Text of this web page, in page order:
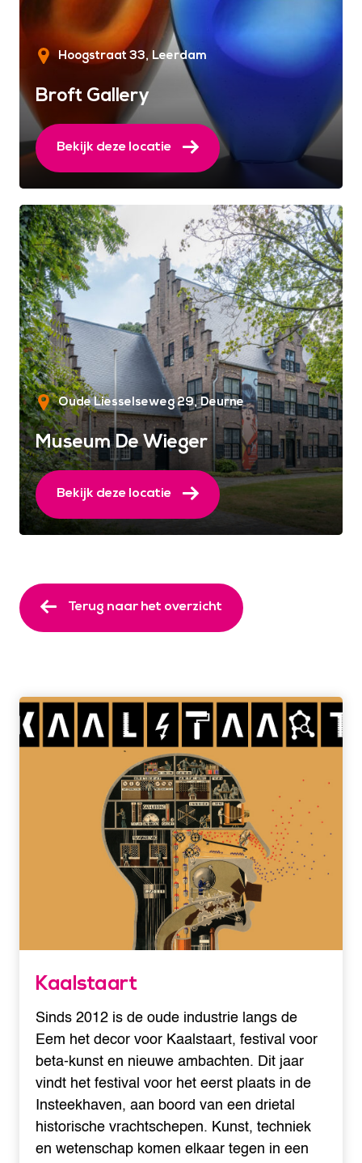
Hoogstraat 33 Leerdam
Broft Gallery
Bekijk deze locatie
Oude Liesselseweg 29 Deurne
Museum De Wieger
Bekijk deze locatie
Terug naar het overzicht
Kaalstaart
Sinds 2012 is de oude industrie langs de
Eem het decor voor Kaalstaart, festival voor
beta-kunst en nieuwe ambachten. Dit jaar
vindt het festival voor het eerst plaats in de
Insteekhaven, aan boord van een drietal
historische vrachtschepen. Kunst, techniek
en wetenschap komen elkaar tegen in een